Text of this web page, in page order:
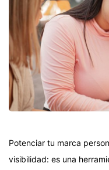
Potenciar tu marca
visibilidad: es una